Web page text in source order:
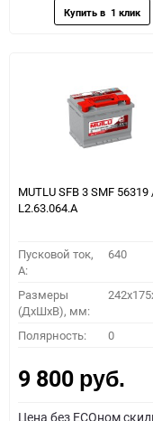
MUTLU SFB 3 SMF 56319
L2.63.064.А
Пусковой ток,
A:
640
Размеры
(ДхШхВ), мм:
Полярность: 0
9 800 руб.
Цена без ECOном